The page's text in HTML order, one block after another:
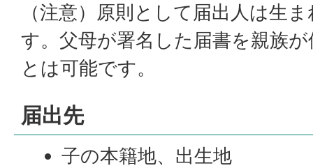
（注意）原則として届出人は生
す。父母が署名した届書を親族
とは可能です。
届出先
子の本籍地、出生地